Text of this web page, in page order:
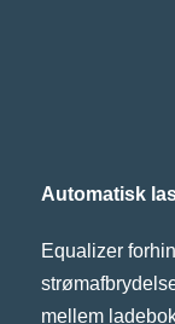
Automatisk
Equalizer
mellem